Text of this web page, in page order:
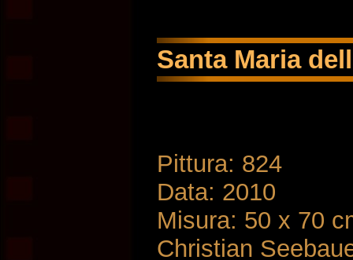
Santa Maria
Pittura: 824
Data: 2010
Misura: 50 x 70
Christian